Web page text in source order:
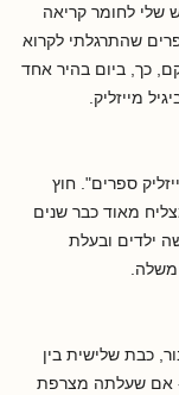
שלי לחומר קריאה
שהתרגלתי לקרוא
כך, ביום בהיר אחד
מייזליק.
ספרים". חוץ
מאוד כבר שנים
ילדים ובעלת
כבת שלישית בין
- אם שעלתה מצרפת